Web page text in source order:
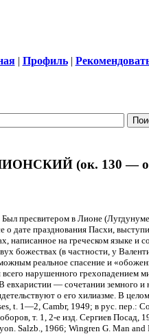
| Профиль|
(ок. 130 —
пресвитером в Лионе
дате празднования Пасхи,
на греческом языке и
божествах (в частности, у
реальное спасение и
нарушенного грехопадением
— сочетании земного и
о его хилиазме. В
t. 1—2, Cambr, 1949; в рус. пер.:
т. 1, 2-е изд. Сергиев
Salzb., 1966; Wingren G. Man